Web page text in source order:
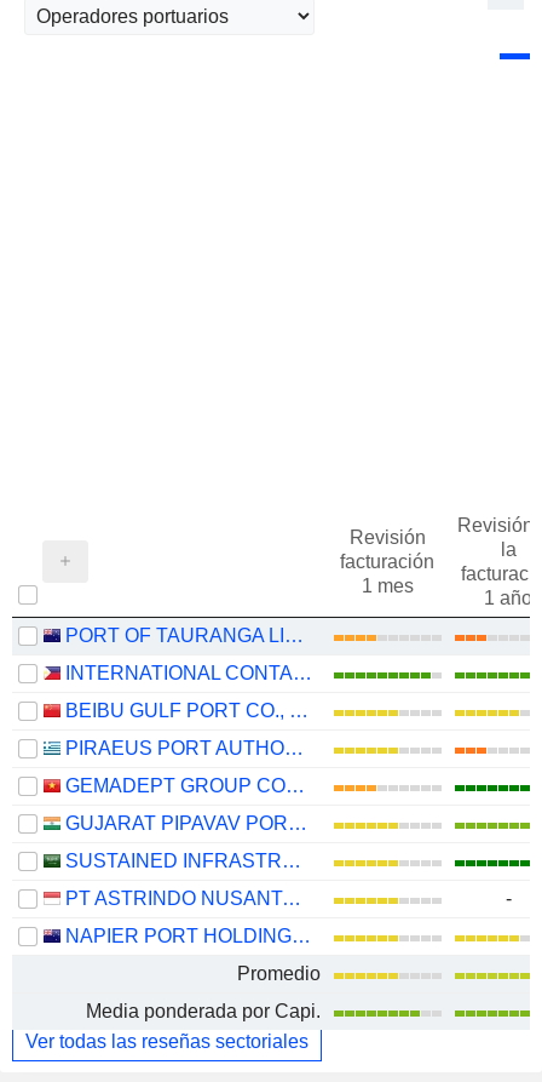
Revisión
facturación
1 mes
Revisión
la
1 año
PORT OF TAURANGA LIMITED
INTERNATIONAL CONTAINER TERMINAL SERVICES, INC.
BEIBU GULF PORT CO., LTD.
PIRAEUS PORT AUTHORITY S.A.
GEMADEPT GROUP CORPORATION
GUJARAT PIPAVAV PORT LIMITED
SUSTAINED INFRASTRUCTURE HOLDING COMPANY
PT ASTRINDO NUSANTARA INFRASTRUKTUR TBK
-
NAPIER PORT HOLDINGS LIMITED
Promedio
Media ponderada por Capi.
Ver todas las reseñas sectoriales